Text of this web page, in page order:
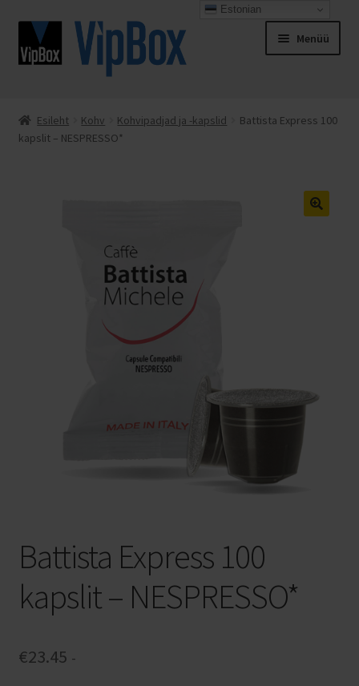
Liigu
navigeerimisele
Liigu
sisu
juurde
Menüü
Espresso Italiano
Müügitingimused
Pico Maccario
FFP2 NR maski kasutusjuhend
Esileht Kohv Kohvipadjad ja -kapslid
Battista Express 100
kapslit – NESPRESSO*
Battista Express 100
kapslit – NESPRESSO*
€23.45 -
Estonian